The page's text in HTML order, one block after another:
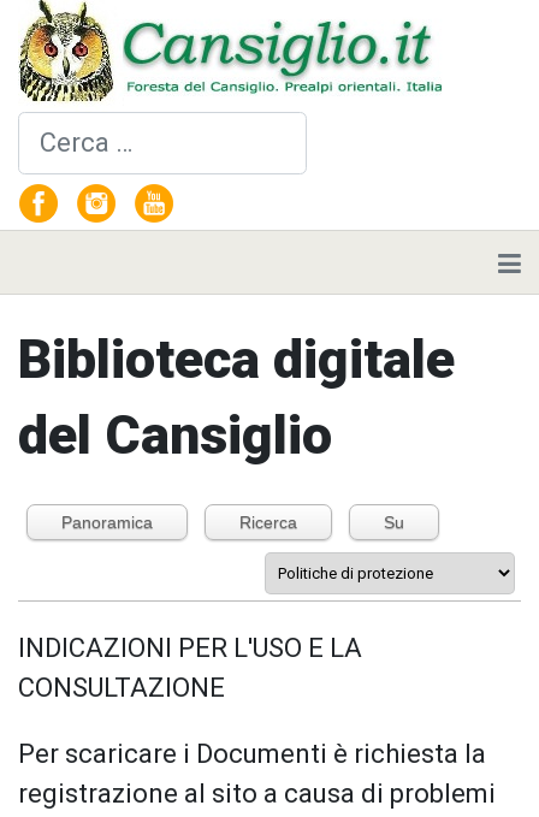
Cerca
Biblioteca digitale
del Cansiglio
Panoramica Ricerca Su
INDICAZIONI PER L'USO E LA
CONSULTAZIONE
Per scaricare i Documenti è richiesta la
registrazione al sito a causa di problemi